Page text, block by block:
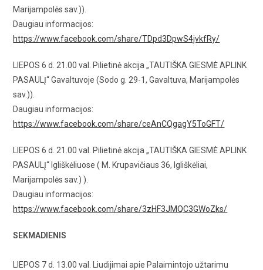
Marijampolės sav.)).
Daugiau informacijos:
https://www.facebook.com/share/TDpd3DpwS4jvkfRy/
LIEPOS 6 d. 21.00 val. Pilietinė akcija „TAUTIŠKA GIESMĖ APLINK
PASAULĮ“ Gavaltuvoje (Sodo g. 29-1, Gavaltuva, Marijampolės
sav.)).
Daugiau informacijos:
https://www.facebook.com/share/ceAnCQgagY5ToGFT/
LIEPOS 6 d. 21.00 val. Pilietinė akcija „TAUTIŠKA GIESMĖ APLINK
PASAULĮ“ Igliškėliuose ( M. Krupavičiaus 36, Igliškėliai,
Marijampolės sav.) ).
Daugiau informacijos:
https://www.facebook.com/share/3zHF3JMQC3GWoZks/
SEKMADIENIS
LIEPOS 7 d. 13.00 val. Liudijimai apie Palaimintojo užtarimu